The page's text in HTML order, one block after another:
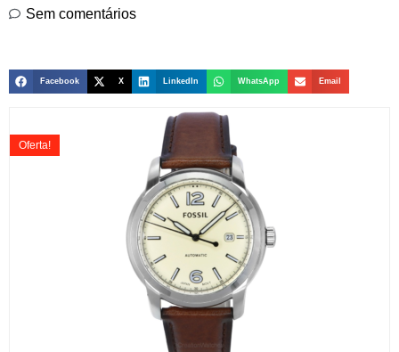
Sem comentários
Facebook X LinkedIn WhatsApp Email
Oferta!